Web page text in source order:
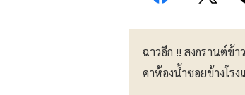
ฉาวอีก !! สงกรานต์ข้
คาห้องน้ำซอยข้างโร